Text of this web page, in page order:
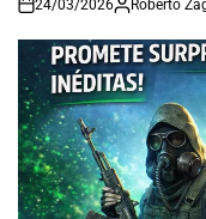
on
24/03/2026 Roberto